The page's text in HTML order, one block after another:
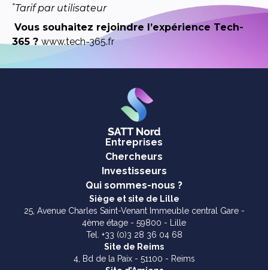
*Tarif par utilisateur
Vous souhaitez rejoindre l’expérience Tech-
365 ? www.tech-365.fr
Entreprises
Chercheurs
Investisseurs
Qui sommes-nous ?
Siège et site de Lille
25, Avenue Charles Saint-Venant Immeuble central Gare -
4ème étage - 59800 - Lille
Tel. +33 (0)3 28 36 04 68
Site de Reims
4, Bd de la Paix - 51100 - Reims